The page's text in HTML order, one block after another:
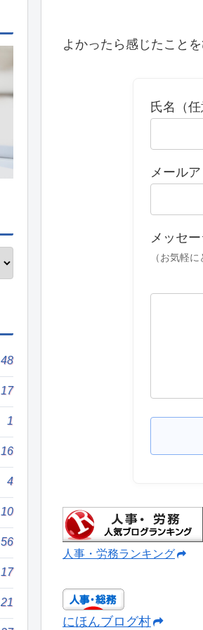
よかったら感じたこと
氏名（任
メール
メッセー
（お気軽に
人事・労務ランキング
にほんブログ村
48
17
1
16
4
10
56
17
21